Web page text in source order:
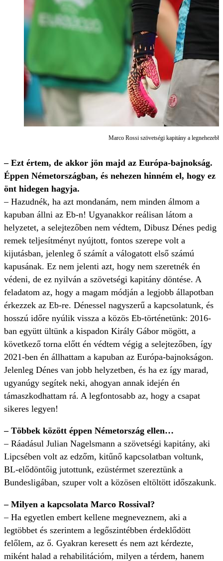
Marco Rossi szövetségi kapitány a
– Ezt értem, de akkor jön majd az Európa-bajnokság.
Éppen Németországban, és nehezen hinném el, hogy ez
önt hidegen hagyja.
– Hazudnék, ha azt mondanám, nem minden álmom a
kapuban állni az Eb-n! Ugyanakkor reálisan látom a
helyzetet, a selejtezőben nem védtem, Dibusz Dénes pedig
remek teljesítményt nyújtott, fontos szerepe volt a
kijutásban, jelenleg ő számít a válogatott első számú
kapusának. Ez nem jelenti azt, hogy nem szeretnék én
védeni, de ez nyilván a szövetségi kapitány döntése. A
feladatom az, hogy a magam módján a legjobb állapotban
érkezzek az Eb-re. Dénessel nagyszerű a kapcsolatunk, és
hosszú időre nyúlik vissza a közös Eb-történetünk: 2016-
ban együtt ültünk a kispadon Király Gábor mögött, a
következő torna előtt én védtem végig a selejtezőben, így
2021-ben én állhattam a kapuban az Európa-bajnokságon.
Jelenleg Dénes van jobb helyzetben, és ha ez így marad,
ugyanúgy segítek neki, ahogyan annak idején én
támaszkodhattam rá. A legfontosabb az, hogy a csapat
sikeres legyen!
– Többek között éppen Németország ellen…
– Ráadásul Julian Nagelsmann a szövetségi kapitány, aki
Lipcsében volt az edzőm, kitűnő kapcsolatban voltunk,
BL-elődöntőig jutottunk, ezüstérmet szereztünk a
Bundesligában, szuper volt a közösen eltöltött időszakunk.
– Milyen a kapcsolata Marco Rossival?
– Ha egyetlen embert kellene megneveznem, aki a
legtöbbet és szerintem a legőszintébben érdeklődött
felőlem, az ő. Gyakran keresett és nem azt kérdezte,
miként halad a rehabilitációm, milyen a térdem, hanem